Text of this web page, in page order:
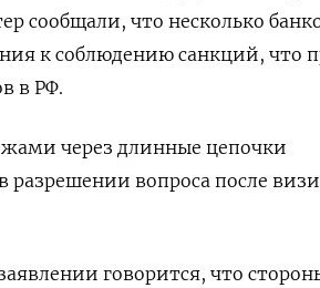
сообщали, что несколько
к соблюдению санкций, что
в РФ.
через длинные цепочки
вопроса после
говорится, что